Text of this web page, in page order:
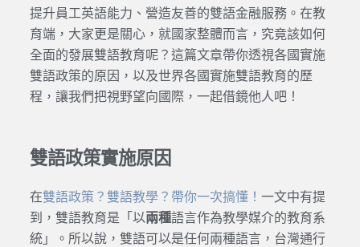
提升員工英語能力、營造友善的雙語金融服務。在教
育端，大家更是關心，就國家整體而言，究竟該如何
全面的發展雙語教育呢？這篇文章帶你透視各國實施
雙語政策的原因，以及世界各國實施雙語教育的歷
程，讓我們把視野望向國際，一起借鏡他人吧！
雙語政策實施原因
在雙語政策？雙語教學？帶你一次搞懂！ 一文中有提
到，雙語教育是「以兩種語言作為教學媒介的教育系
統」。所以說，雙語可以是任何兩種語言，台灣通行